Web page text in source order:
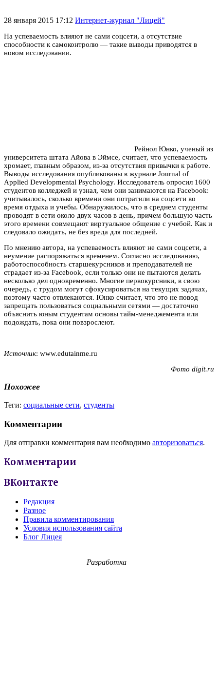
28 января 2015 17:12 Интернет-журнал "Лицей"
На успеваемость влияют не сами соцсети, а отсутствие
способности к самоконтролю — такие выводы приводятся в
новом исследовании.
Рейнол Юнко, ученый из
университета штата Айова в Эймсе, считает, что успеваемость
хромает, главным образом, из-за отсутствия привычки к работе.
Выводы исследования опубликованы в журнале Journal of
Applied Developmental Psychology. Исследователь опросил 1600
студентов колледжей и узнал, чем они занимаются на Facebook:
учитывалось, сколько времени они потратили на соцсети во
время отдыха и учебы. Обнаружилось, что в среднем студенты
проводят в сети около двух часов в день, причем большую часть
этого времени совмещают виртуальное общение с учебой. Как и
следовало ожидать, не без вреда для последней.
По мнению автора, на успеваемость влияют не сами соцсети, а
неумение распоряжаться временем. Согласно исследованию,
работоспособность старшекурсников и преподавателей не
страдает из-за Facebook, если только они не пытаются делать
несколько дел одновременно. Многие первокурсники, в свою
очередь, с трудом могут сфокусироваться на текущих задачах,
поэтому часто отвлекаются. Юнко считает, что это не повод
запрещать пользоваться социальными сетями — достаточно
объяснить юным студентам основы тайм-менеджемента или
подождать, пока они повзрослеют.
Источник: www.edutainme.ru
Фото digit.ru
Похожее
Теги: социальные сети, студенты
Комментарии
Для отправки комментария вам необходимо авторизоваться.
Комментарии
ВКонтакте
Редакция
Разное
Правила комментирования
Условия использования сайта
Блог Лицея
Разработка